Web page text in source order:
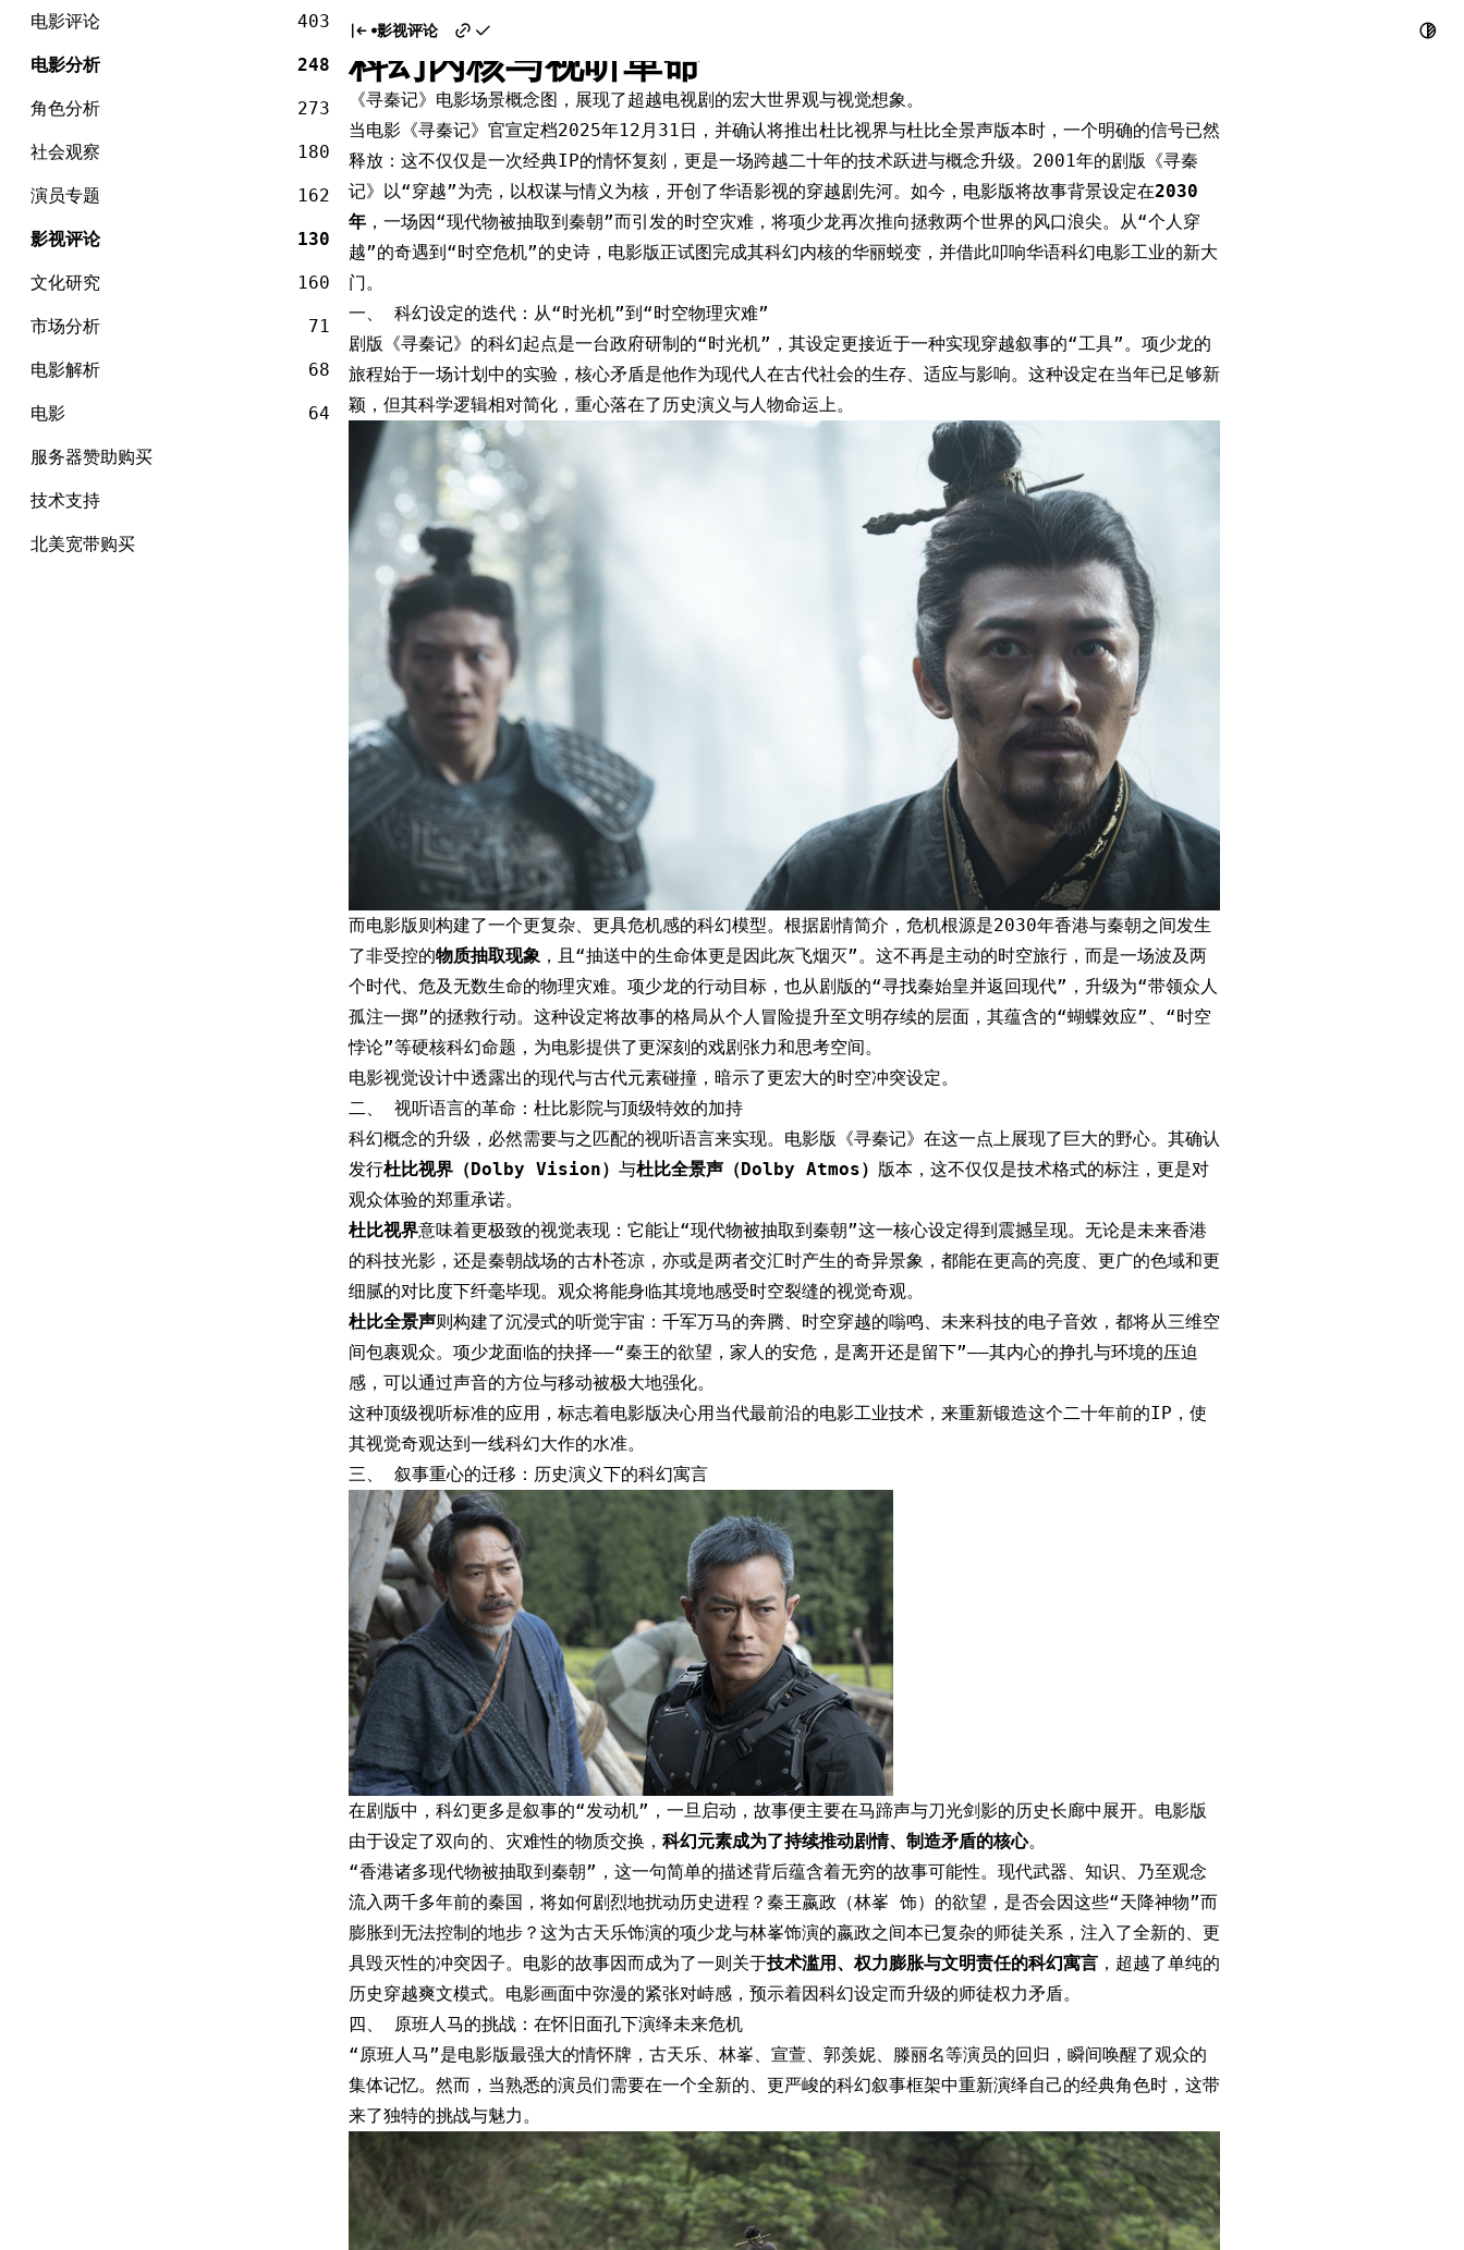
Skip
content
电影评论 403
电影分析 248
角色分析 273
社会观察 180
演员专题 162
影视评论 130
文化研究 160
市场分析 71
电影解析 68
电影 64
服务器赞助购买
技术支持
北美宽带购买
影视评论
不止是情怀！解析《寻秦记》电影版：二十年后的
科幻内核与视听革命
《寻秦记》电影场景概念图，展现了超越电视剧的宏大世界观与视觉想象。
当电影《寻秦记》官宣定档2025年12月31日，并确认将推出杜比视界与杜比全景声版本时，一个明确的信号已然
释放：这不仅仅是一次经典IP的情怀复刻，更是一场跨越二十年的技术跃进与概念升级。2001年的剧版《寻秦
记》以“穿越”为壳，以权谋与情义为核，开创了华语影视的穿越剧先河。如今，电影版将故事背景设定在2030
年 ，一场因“现代物被抽取到秦朝”而引发的时空灾难，将项少龙再次推向拯救两个世界的风口浪尖。从“个人穿
越”的奇遇到“时空危机”的史诗，电影版正试图完成其科幻内核的华丽蜕变，并借此叩响华语科幻电影工业的新大
门。
一、 科幻设定的迭代：从“时光机”到“时空物理灾难”
剧版《寻秦记》的科幻起点是一台政府研制的“时光机”，其设定更接近于一种实现穿越叙事的“工具”。项少龙的
旅程始于一场计划中的实验，核心矛盾是他作为现代人在古代社会的生存、适应与影响。这种设定在当年已足够新
颖，但其科学逻辑相对简化，重心落在了历史演义与人物命运上。
而电影版则构建了一个更复杂、更具危机感的科幻模型。根据剧情简介，危机根源是2030年香港与秦朝之间发生
了非受控的物质抽取现象 ，且“抽送中的生命体更是因此灰飞烟灭”。这不再是主动的时空旅行，而是一场波及两
个时代、危及无数生命的物理灾难。项少龙的行动目标，也从剧版的“寻找秦始皇并返回现代”，升级为“带领众人
孤注一掷”的拯救行动。这种设定将故事的格局从个人冒险提升至文明存续的层面，其蕴含的“蝴蝶效应”、“时空
悖论”等硬核科幻命题，为电影提供了更深刻的戏剧张力和思考空间。
电影视觉设计中透露出的现代与古代元素碰撞，暗示了更宏大的时空冲突设定。
二、 视听语言的革命：杜比影院与顶级特效的加持
科幻概念的升级，必然需要与之匹配的视听语言来实现。电影版《寻秦记》在这一点上展现了巨大的野心。其确认
发行杜比视界（Dolby Vision） 与杜比全景声（Dolby Atmos） 版本，这不仅仅是技术格式的标注，更是对
观众体验的郑重承诺。
杜比视界意味着更极致的视觉表现：它能让“现代物被抽取到秦朝”这一核心设定得到震撼呈现。无论是未来香港
的科技光影，还是秦朝战场的古朴苍凉，亦或是两者交汇时产生的奇异景象，都能在更高的亮度、更广的色域和更
细腻的对比度下纤毫毕现。观众将能身临其境地感受时空裂缝的视觉奇观。
杜比全景声则构建了沉浸式的听觉宇宙：千军万马的奔腾、时空穿越的嗡鸣、未来科技的电子音效，都将从三维空
间包裹观众。项少龙面临的抉择——“秦王的欲望，家人的安危，是离开还是留下”——其内心的挣扎与环境的压迫
感，可以通过声音的方位与移动被极大地强化。
这种顶级视听标准的应用，标志着电影版决心用当代最前沿的电影工业技术，来重新锻造这个二十年前的IP，使
其视觉奇观达到一线科幻大作的水准。
三、 叙事重心的迁移：历史演义下的科幻寓言
在剧版中，科幻更多是叙事的“发动机”，一旦启动，故事便主要在马蹄声与刀光剑影的历史长廊中展开。电影版
由于设定了双向的、灾难性的物质交换， 科幻元素成为了持续推动剧情、制造矛盾的核心。
“香港诸多现代物被抽取到秦朝”，这一句简单的描述背后蕴含着无穷的故事可能性。现代武器、知识、乃至观念
流入两千多年前的秦国，将如何剧烈地扰动历史进程？秦王嬴政（林峯 饰）的欲望，是否会因这些“天降神物”而
膨胀到无法控制的地步？这为古天乐饰演的项少龙与林峯饰演的嬴政之间本已复杂的师徒关系，注入了全新的、更
具毁灭性的冲突因子。电影的故事因而成为了一则关于技术滥用、权力膨胀与文明责任的科幻寓言 ，超越了单纯的
历史穿越爽文模式。电影画面中弥漫的紧张对峙感，预示着因科幻设定而升级的师徒权力矛盾。
四、 原班人马的挑战：在怀旧面孔下演绎未来危机
“原班人马”是电影版最强大的情怀牌，古天乐、林峯、宣萱、郭羡妮、滕丽名等演员的回归，瞬间唤醒了观众的
集体记忆。然而，当熟悉的演员们需要在一个全新的、更严峻的科幻叙事框架中重新演绎自己的经典角色时，这带
来了独特的挑战与魅力。